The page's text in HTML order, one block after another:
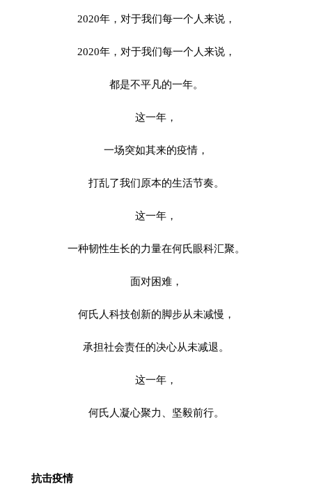
2020年，对于我们每一个人来说，
2020年，对于我们每一个人来说，
都是不平凡的一年。
这一年，
一场突如其来的疫情，
打乱了我们原本的生活节奏。
这一年，
一种韧性生长的力量在何氏眼科汇聚。
面对困难，
何氏人科技创新的脚步从未减慢，
承担社会责任的决心从未减退。
这一年，
何氏人凝心聚力、坚毅前行。
抗击疫情